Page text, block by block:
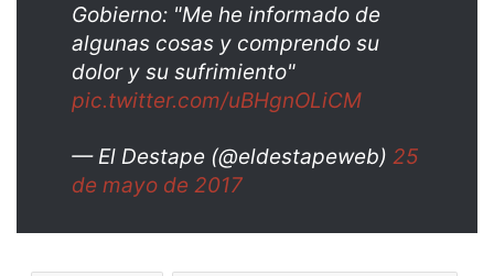
Gobierno: "Me he informado de
algunas cosas y comprendo su
dolor y su sufrimiento"
pic.twitter.com/uBHgnOLiCM
— El Destape (@eldestapeweb) 25
de mayo de 2017